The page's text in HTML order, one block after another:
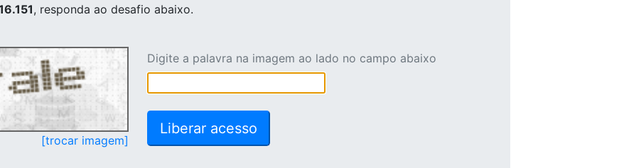
, responda ao desafio abaixo.
[trocar imagem]
Digite a palavra na imagem ao lado no campo abaixo